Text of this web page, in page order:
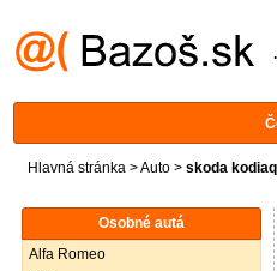
Hlavná stránka >Auto > skoda kodiaq
Osobné autá
Alfa Romeo